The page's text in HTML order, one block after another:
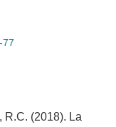
77
R.C. (2018). La